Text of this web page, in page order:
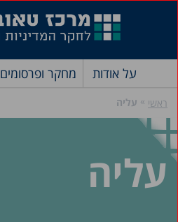
על אודות מחקר ופרסומים
ראשי » עליה
עליה